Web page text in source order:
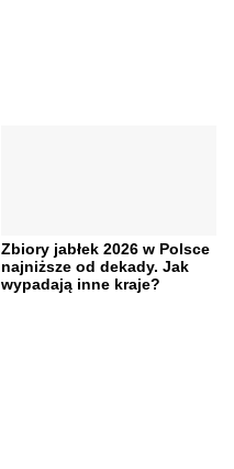
Zbiory jabłek 2026 w Polsce
najniższe od dekady. Jak
wypadają inne kraje?